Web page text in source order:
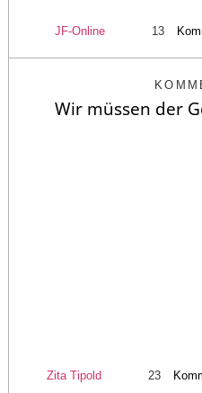
JF-Online 13
Wir müssen der
Zita Tipold 23